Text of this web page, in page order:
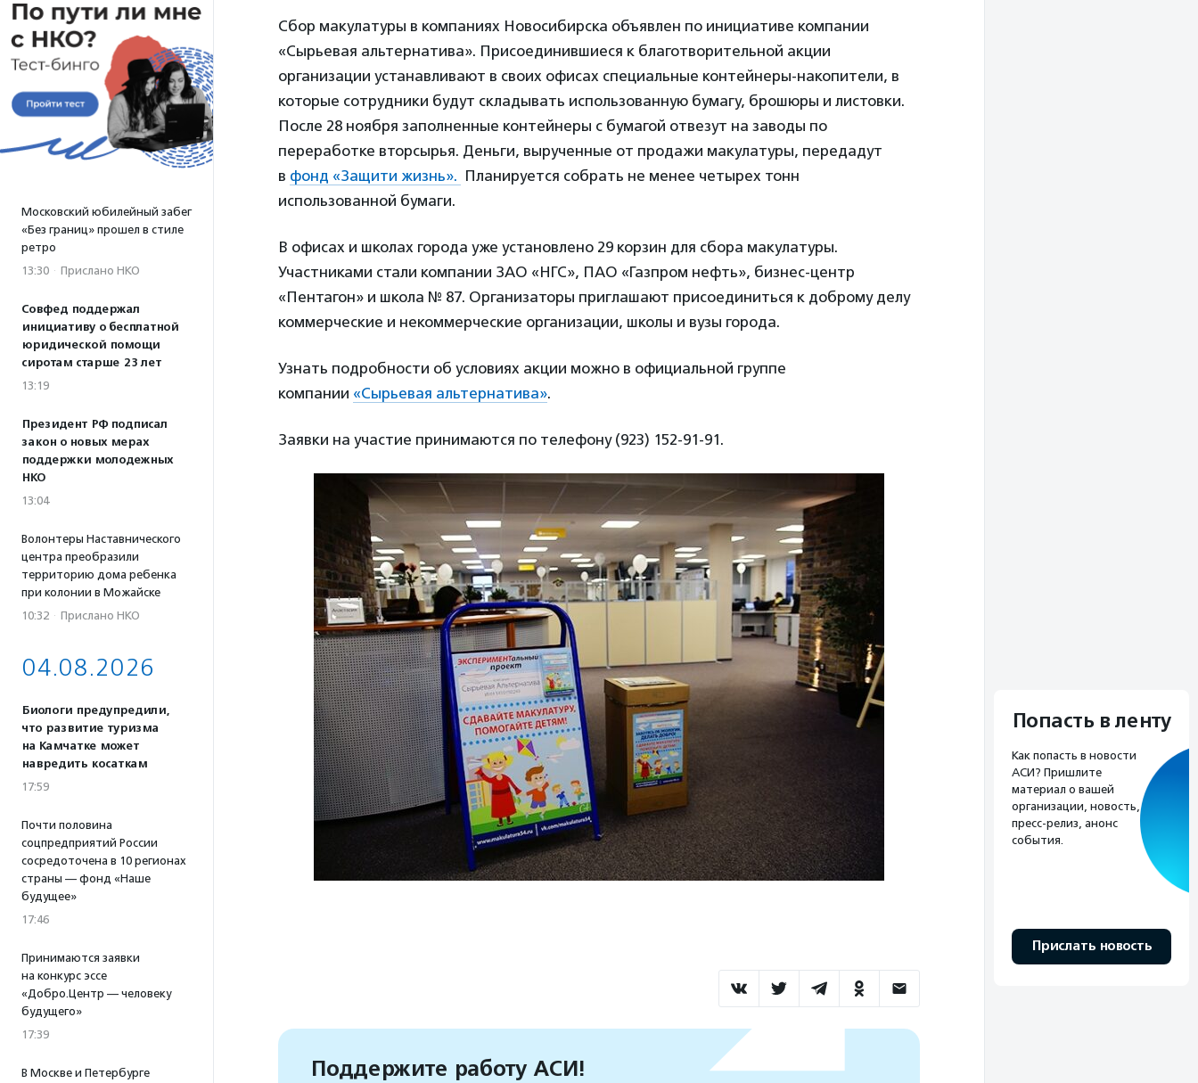
Московский юбилейный забег
«Без границ» прошел в стиле
ретро
13:30 · Прислано НКО
Совфед поддержал
инициативу о бесплатной
юридической помощи
сиротам старше 23 лет
13:19
Президент РФ подписал
закон о новых мерах
поддержки молодежных
НКО
13:04
Волонтеры Наставнического
центра преобразили
территорию дома ребенка
при колонии в Можайске
10:32 · Прислано НКО
04.08.2026
Биологи предупредили,
что развитие туризма
на Камчатке может
навредить косаткам
17:59
Почти половина
соцпредприятий России
сосредоточена в 10 регионах
страны — фонд «Наше
будущее»
17:46
Принимаются заявки
на конкурс эссе
«Добро.Центр — человеку
будущего»
17:39
В Москве и Петербурге
Сбор макулатуры в компаниях Новосибирска объявлен по инициативе компании
«Сырьевая альтернатива». Присоединившиеся к благотворительной акции
организации устанавливают в своих офисах специальные контейнеры-накопители, в
которые сотрудники будут складывать использованную бумагу, брошюры и листовки.
После 28 ноября заполненные контейнеры с бумагой отвезут на заводы по
переработке вторсырья. Деньги, вырученные от продажи макулатуры, передадут
в фонд «Защити жизнь». Планируется собрать не менее четырех тонн
использованной бумаги.
В офисах и школах города уже установлено 29 корзин для сбора макулатуры.
Участниками стали компании ЗАО «НГС», ПАО «Газпром нефть», бизнес-центр
«Пентагон» и школа № 87. Организаторы приглашают присоединиться к доброму делу
коммерческие и некоммерческие организации, школы и вузы города.
Узнать подробности об условиях акции можно в официальной группе
компании «Сырьевая альтернатива».
Заявки на участие принимаются по телефону (923) 152-91-91.
Поддержите работу АСИ!
Попасть в ленту
Как попасть в новости
АСИ? Пришлите
материал о вашей
организации, новость,
пресс-релиз, анонс
события.
Прислать новость